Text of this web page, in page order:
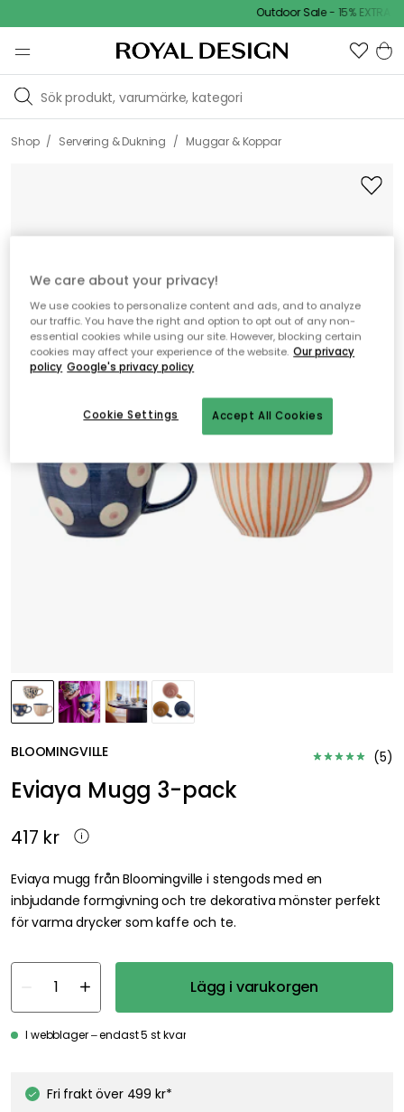
Outdoor Sale - 15% EXTRA
Shop / Servering & Dukning / Muggar & Koppar
BLOOMINGVILLE (5)
Eviaya Mugg 3-pack
417 kr
Eviaya mugg från Bloomingville i stengods med en
inbjudande formgivning och tre dekorativa mönster perfekt
för varma drycker som kaffe och te.
Lägg i varukorgen
I webblager – endast 5 st kvar
Fri frakt över 499 kr*
We care about your privacy!
We use cookies to personalize content and ads, and to analyze
our traffic. You have the right and option to opt out of any non-
essential cookies while using our site. However, blocking certain
cookies may affect your experience of the website. Our privacy
policy Google's privacy policy
Accept All Cookies
Cookie Settings